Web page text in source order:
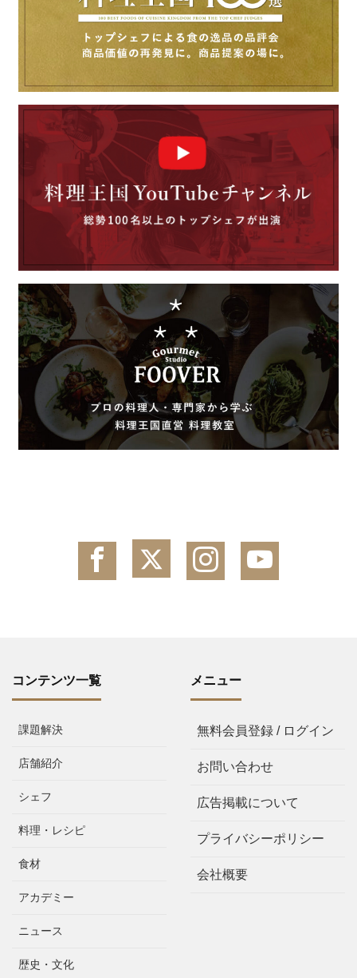
コンテンツ一覧
課題解決
店舗紹介
シェフ
料理・レシピ
食材
アカデミー
ニュース
歴史・文化
メニュー
無料会員登録 / ログイン
お問い合わせ
広告掲載について
プライバシーポリシー
会社概要